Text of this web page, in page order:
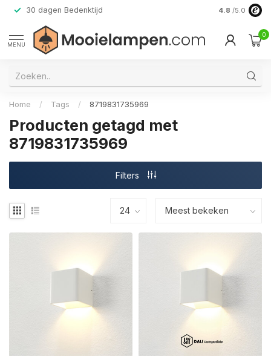
30 dagen Bedenktijd Verzending
4.8 /5.0
MENU
0
Home / Tags / 8719831735969
Producten getagd met
8719831735969
Filters